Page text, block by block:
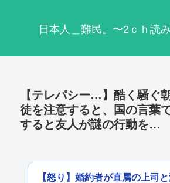
日本人＿難民。〜2ｃｈ読
【テレパシー…】酷く騒ぐ
徒を注意すると、国の言葉
すると友人が謎の行動を…
【怒り】婚約者が直属の上司